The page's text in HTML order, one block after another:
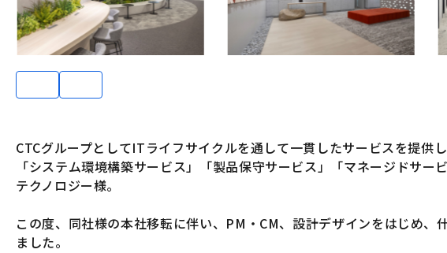
CTCグループとしてITライフサイクルを通して一貫したサービスを提供し
「システム環境構築サービス」「製品保守サービス」「マネージドサ
テクノロジー様。
この度、同社様の本社移転に伴い、PM・CM、設計デザインをはじめ
ました。